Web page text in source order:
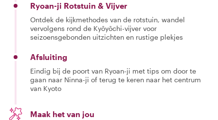
Ryoan-ji Rotstuin & Vijver
Ontdek de kijkmethodes van de rotstuin, wandel
vervolgens rond de Kyōyōchi-vijver voor
seizoensgebonden uitzichten en rustige plekjes
Afsluiting
Eindig bij de poort van Ryoan-ji met tips om door te
gaan naar Ninna-ji of terug te keren naar het centrum
van Kyoto
Maak het van jou